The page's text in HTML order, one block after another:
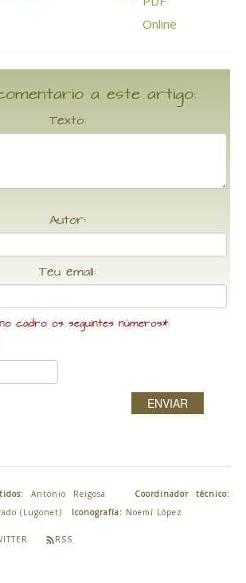
a este artigo:
Texto:
Autor:
Teu email:
cadro os seguintes números*:
ENVIAR
Antonio Reigosa Coordinador técnico:
(Lugonet) Iconografía: Noemí López
RSS